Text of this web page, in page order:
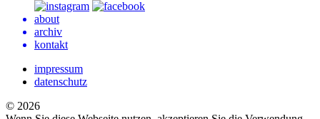
about
archiv
kontakt
impressum
datenschutz
© 2026